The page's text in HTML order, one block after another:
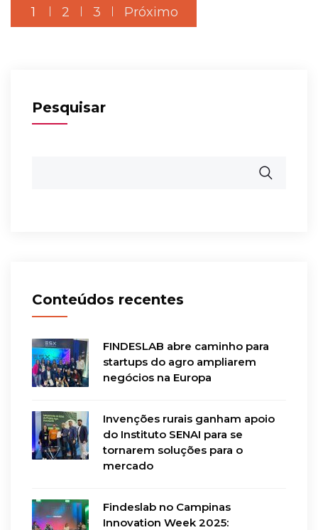
Paginação
1 2 3 Próximo
Pesquisar
Conteúdos recentes
FINDESLAB abre caminho para
startups do agro ampliarem
negócios na Europa
Invenções rurais ganham apoio
do Instituto SENAI para se
tornarem soluções para o
mercado
Findeslab no Campinas
Innovation Week 2025: